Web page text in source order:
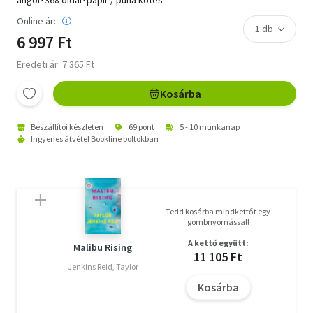
Online ár:
6 997 Ft
Eredeti ár: 7 365 Ft
Kosárba
Beszállítói készleten 69 pont
5 - 10 munkanap
Ingyenes átvétel Bookline boltokban
Malibu Rising
Jenkins Reid, Taylor
Tedd kosárba mindkettőt egy
gombnyomással!
A kettő együtt:
11 105 Ft
Kosárba